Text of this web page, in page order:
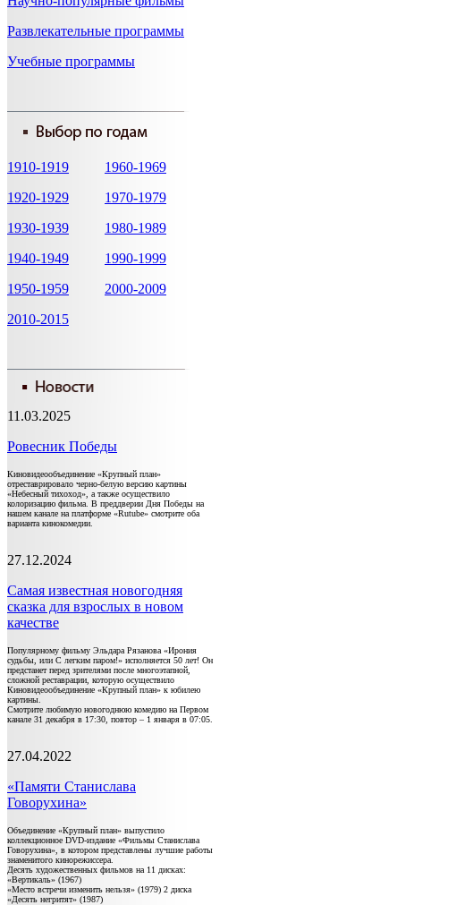
Развлекательные программы
Учебные программы
1910-1919
1960-1969
1920-1929
1970-1979
1930-1939
1980-1989
1940-1949
1990-1999
1950-1959
2000-2009
2010-2015
11.03.2025
Ровесник Победы
Киновидеообъединение «Крупный план»
отреставрировало черно-белую версию картины
«Небесный тихоход», а также осуществило
колоризацию фильма. В преддверии Дня Победы на
нашем канале на платформе «Rutube» смотрите оба
варианта кинокомедии.
27.12.2024
Самая известная новогодняя
сказка для взрослых в новом
качестве
Популярному фильму Эльдара Рязанова «Ирония
судьбы, или С легким паром!» исполняется 50 лет! Он
предстанет перед зрителями после многоэтапной,
сложной реставрации, которую осуществило
Киновидеообъединение «Крупный план» к юбилею
картины.
Смотрите любимую новогоднюю комедию на Первом
канале 31 декабря в 17:30, повтор – 1 января в 07:05.
27.04.2022
«Памяти Станислава
Говорухина»
Объединение «Крупный план» выпустило
коллекционное DVD-издание «Фильмы Станислава
Говорухина», в котором представлены лучшие работы
знаменитого кинорежиссера.
Десять художественных фильмов на 11 дисках:
«Вертикаль» (1967)
«Место встречи изменить нельзя» (1979) 2 диска
«Десять негритят» (1987)